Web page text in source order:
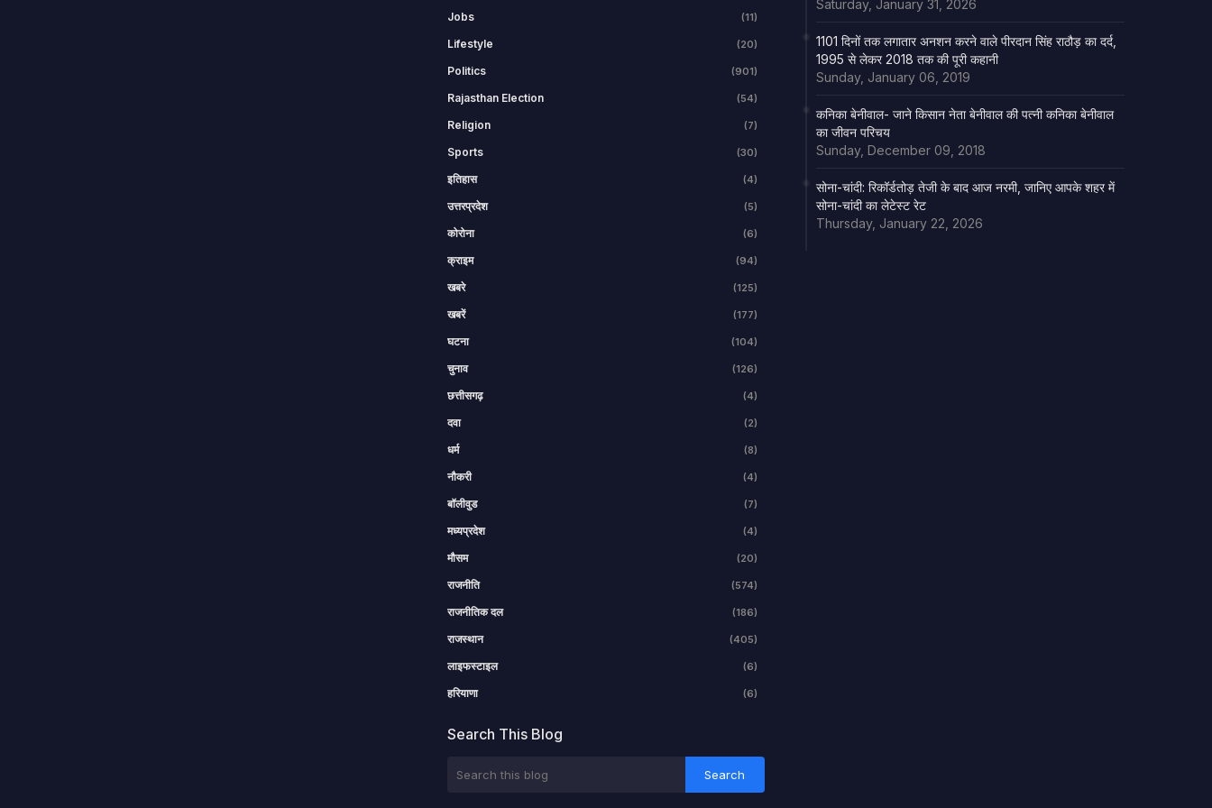
Jobs (11)
Lifestyle (20)
Politics (901)
Rajasthan Election (54)
Religion (7)
Sports (30)
इतिहास (4)
उत्तरप्रदेश (5)
कोरोना (6)
क्राइम (94)
खबरे (125)
खबरें (177)
घटना (104)
चुनाव (126)
छत्तीसगढ़ (4)
दवा (2)
धर्म (8)
नौकरी (4)
बॉलीवुड (7)
मध्यप्रदेश (4)
मौसम (20)
राजनीति (574)
राजनीतिक दल (186)
राजस्थान (405)
लाइफस्टाइल (6)
हरियाणा (6)
Search This Blog
Saturday, January 31, 2026
1101 दिनों तक लगातार अनशन करने वाले पीरदान सिंह राठौड़ का दर्द,
1995 से लेकर 2018 तक की पूरी कहानी
Sunday, January 06, 2019
कनिका बेनीवाल- जाने किसान नेता बेनीवाल की पत्नी कनिका बेनीवाल
का जीवन परिचय
Sunday, December 09, 2018
सोना-चांदी: रिकॉर्डतोड़ तेजी के बाद आज नरमी, जानिए आपके शहर में
सोना-चांदी का लेटेस्ट रेट
Thursday, January 22, 2026